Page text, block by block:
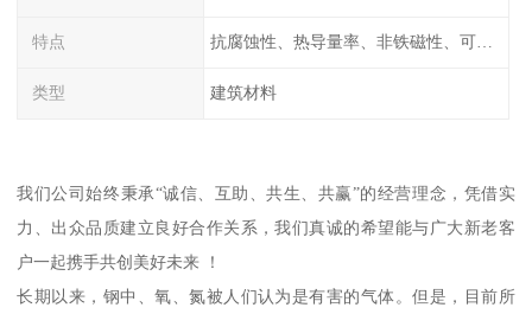
特点 抗腐蚀性、热导量率、非铁磁性、可加工性、可成形性、回收性
类型 建筑材料
我们公司始终秉承“诚信、互助、共生、共赢”的经营理念，凭借实
力、出众品质建立良好合作关系，我们真诚的希望能与广大新老客
户一起携手共创美好未来 ！
长期以来，钢中、氧、氮被人们认为是有害的气体。但是，目前所